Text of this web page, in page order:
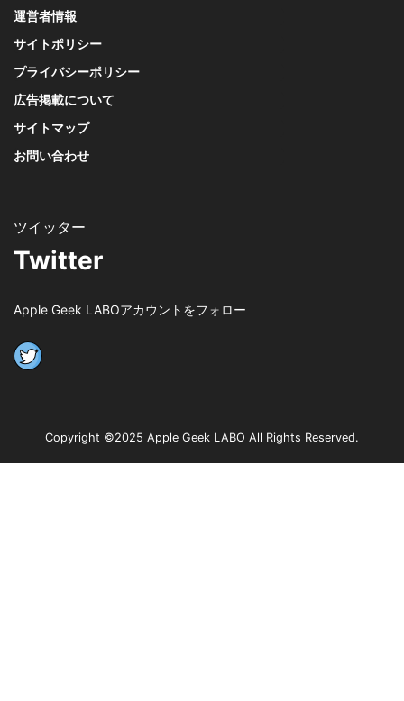
運営者情報
サイトポリシー
プライバシーポリシー
広告掲載について
サイトマップ
お問い合わせ
Twitter
Apple Geek LABOアカウントをフォロー
Copyright ©2025 Apple Geek LABO All Rights Reserved.